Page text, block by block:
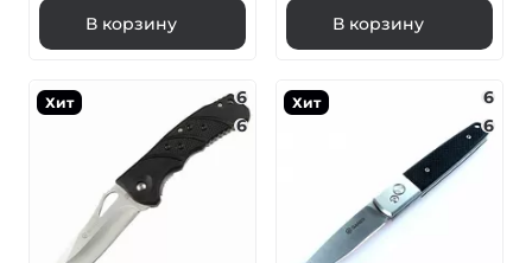
В корзину В корзину
Хит
6
6
Хит
6
6